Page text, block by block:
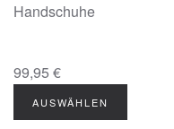
Handschuhe
99,95 €
AUSWÄHLEN